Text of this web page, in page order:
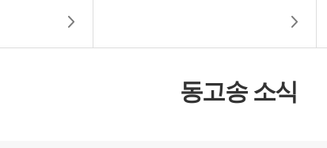
동고송 소식